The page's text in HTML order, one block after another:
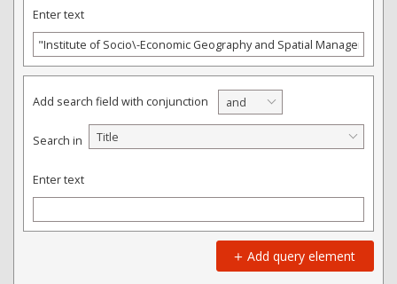
Enter text
Add search field with conjunction and
Search in Title
Enter text
Add query element